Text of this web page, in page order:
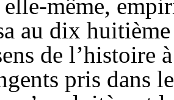
même,
au dix
de l’histoire
pris dans